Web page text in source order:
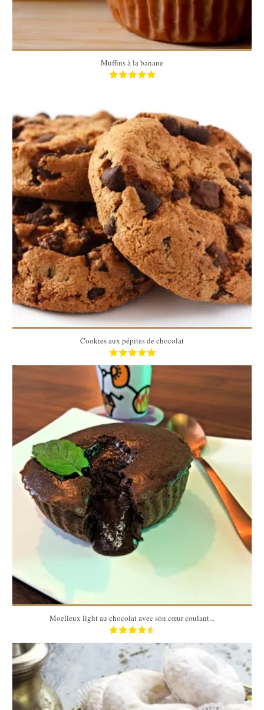
Muffins à la banane
30 cookies
30 cookies
20 Min
Cookies aux pépites de chocolat
4 personnes
10 Min
Moelleux light au chocolat avec son cœur coulant...